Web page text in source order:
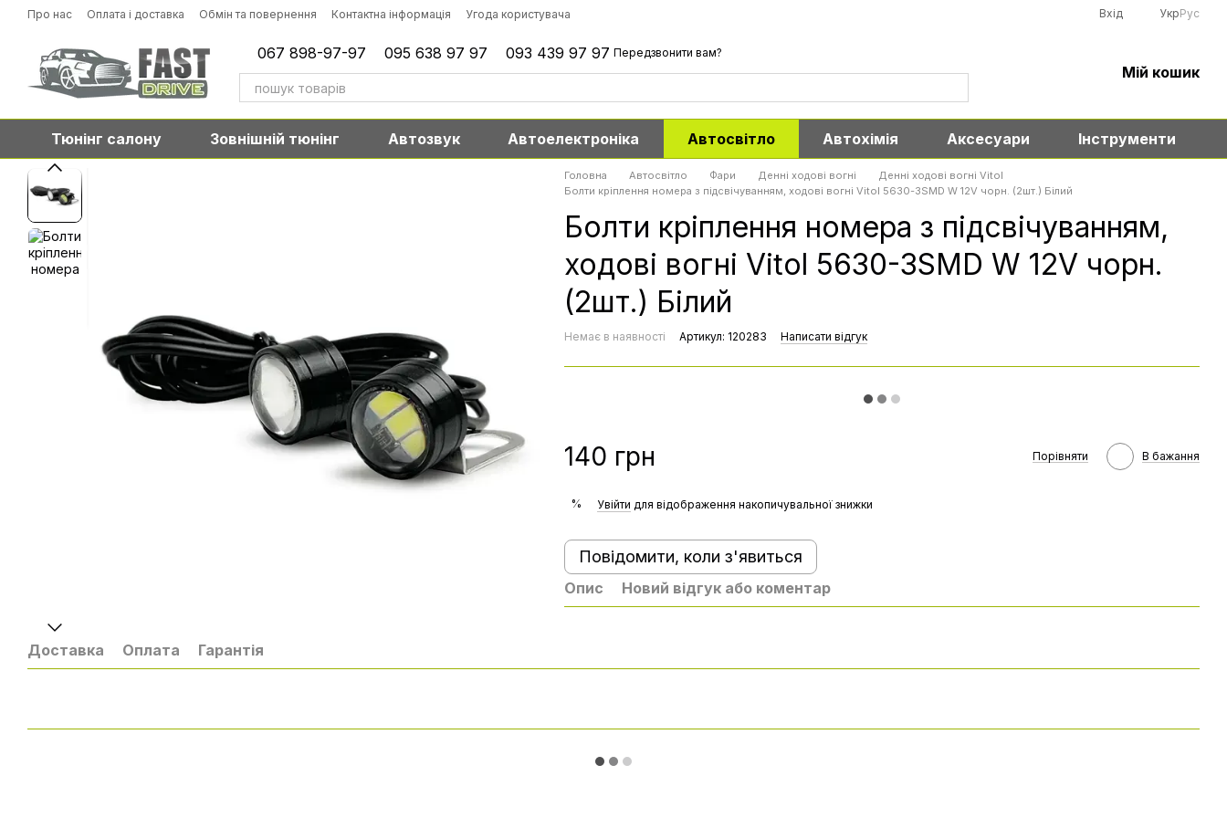
Перейти до основного контенту
Про нас Оплата і доставка Обмін та повернення Контактна інформація Угода користувача Вхід УкрРус
067 898-97-97 095 638 97 97 093 439 97 97 Передзвонити вам?
Мій кошик
Тюнінг салону Зовнішній тюнінг Автозвук Автоелектроніка Автосвітло Автохімія Аксесуари Інструменти
Головна Автосвітло Фари Денні ходові вогні
Денні ходові вогні Vitol
Болти кріплення номера з підсвічуванням, ходові вогні Vitol 5630-3SMD W 12V чорн. (2шт.) Білий
Болти кріплення номера з підсвічуванням,
ходові вогні Vitol 5630-3SMD W 12V чорн.
(2шт.) Білий
Немає в наявності Артикул: 120283 Написати відгук
140 грн Порівняти В бажання
% Увійти для відображення накопичувальної знижки
Повідомити, коли з'явиться
Опис Новий відгук або коментар
Доставка Оплата Гарантія